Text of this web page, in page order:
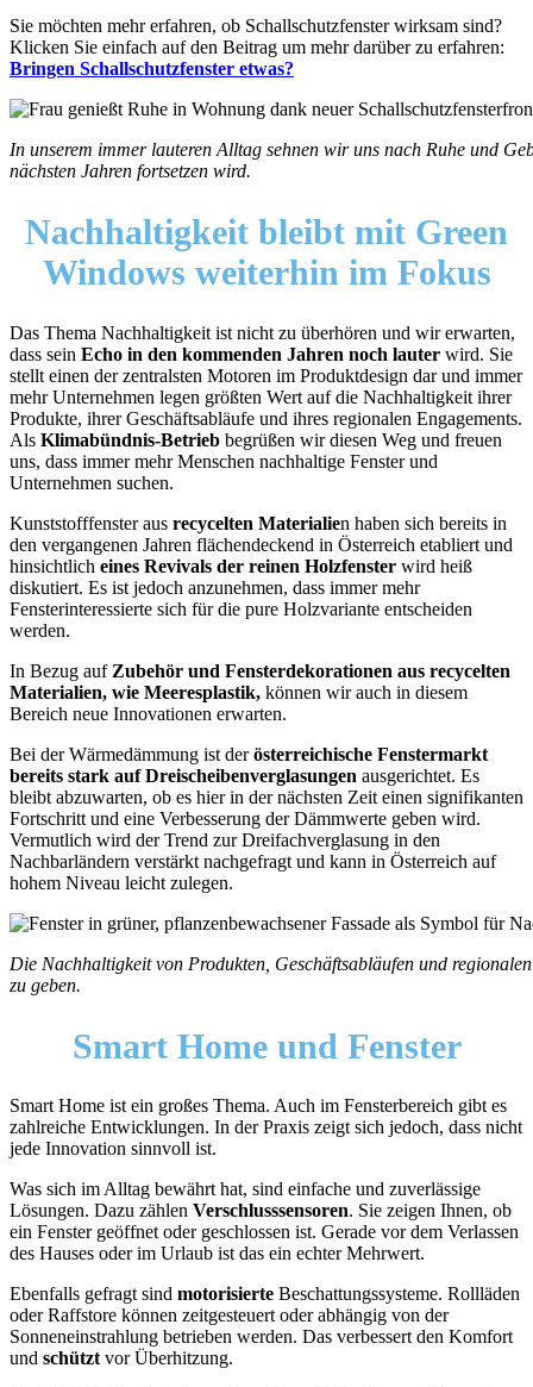
Sie möchten mehr erfahren, ob Schallschutzfenster wirksam sind?
Klicken Sie einfach auf den Beitrag um mehr darüber zu erfahren:
Bringen Schallschutzfenster etwas?
In unserem immer lauteren Alltag sehnen wir uns nach Ruhe und
nächsten Jahren fortsetzen wird.
Nachhaltigkeit bleibt mit Green
Windows weiterhin im Fokus
Das Thema Nachhaltigkeit ist nicht zu überhören und wir erwarten,
dass sein Echo in den kommenden Jahren noch lauter wird. Sie
stellt einen der zentralsten Motoren im Produktdesign dar und immer
mehr Unternehmen legen größten Wert auf die Nachhaltigkeit ihrer
Produkte, ihrer Geschäftsabläufe und ihres regionalen Engagements.
Als Klimabündnis-Betrieb begrüßen wir diesen Weg und freuen
uns, dass immer mehr Menschen nachhaltige Fenster und
Unternehmen suchen.
Kunststofffenster aus recycelten Materialien haben sich bereits in
den vergangenen Jahren flächendeckend in Österreich etabliert und
hinsichtlich eines Revivals der reinen Holzfenster wird heiß
diskutiert. Es ist jedoch anzunehmen, dass immer mehr
Fensterinteressierte sich für die pure Holzvariante entscheiden
werden.
In Bezug auf Zubehör und Fensterdekorationen aus recycelten
Materialien, wie Meeresplastik, können wir auch in diesem
Bereich neue Innovationen erwarten.
Bei der Wärmedämmung ist derösterreichische Fenstermarkt
bereits stark auf Dreischeibenverglasungen ausgerichtet. Es
bleibt abzuwarten, ob es hier in der nächsten Zeit einen signifikanten
Fortschritt und eine Verbesserung der Dämmwerte geben wird.
Vermutlich wird der Trend zur Dreifachverglasung in den
Nachbarländern verstärkt nachgefragt und kann in Österreich auf
hohem Niveau leicht zulegen.
Die Nachhaltigkeit von Produkten, Geschäftsabläufen und
zu geben.
Smart Home und Fenster
Smart Home ist ein großes Thema. Auch im Fensterbereich gibt es
zahlreiche Entwicklungen. In der Praxis zeigt sich jedoch, dass nicht
jede Innovation sinnvoll ist.
Was sich im Alltag bewährt hat, sind einfache und zuverlässige
Lösungen. Dazu zählen Verschlusssensoren. Sie zeigen Ihnen, ob
ein Fenster geöffnet oder geschlossen ist. Gerade vor dem Verlassen
des Hauses oder im Urlaub ist das ein echter Mehrwert.
Ebenfalls gefragt sind motorisierte Beschattungssysteme. Rollläden
oder Raffstore können zeitgesteuert oder abhängig von der
Sonneneinstrahlung betrieben werden. Das verbessert den Komfort
und schütztvor Überhitzung.